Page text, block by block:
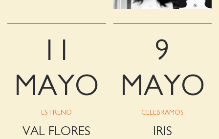
MAYO
ESTRENO
VAL FLORES
9
MAYO
CELEBRAMOS
IRIS